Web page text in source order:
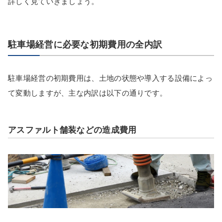
駐車場経営に必要な初期費用の全内訳
駐車場経営の初期費用は、土地の状態や導入する設備によっ
て変動しますが、主な内訳は以下の通りです。
アスファルト舗装などの造成費用